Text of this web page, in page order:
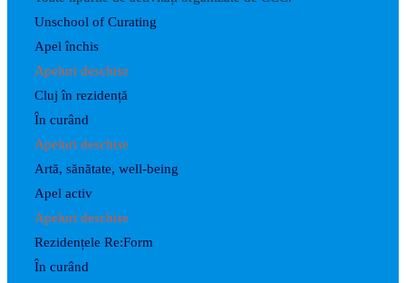
Unschool of Curating
Apel închis
Apeluri deschise
Cluj în rezidență
În curând
Apeluri deschise
Artă, sănătate, well-being
Apel activ
Apeluri deschise
Rezidențele Re:Form
În curând